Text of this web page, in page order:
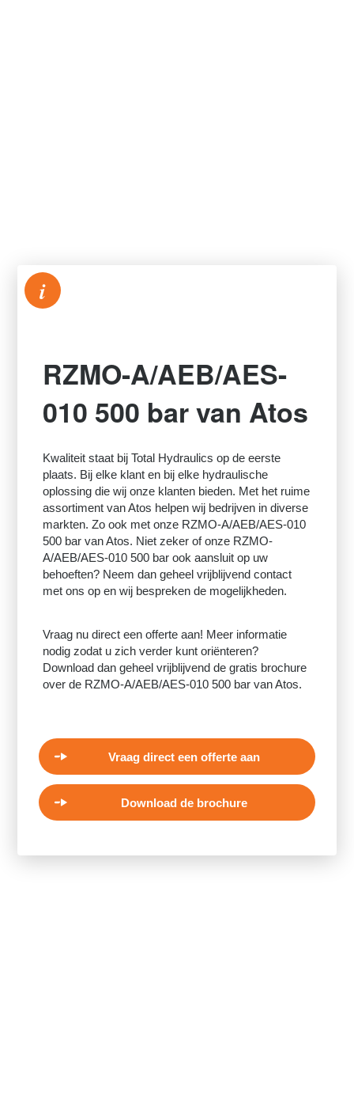
i
RZMO-A/AEB/AES-
010 500 bar van Atos
Kwaliteit staat bij Total Hydraulics op de eerste
plaats. Bij elke klant en bij elke hydraulische
oplossing die wij onze klanten bieden. Met het ruime
assortiment van Atos helpen wij bedrijven in diverse
markten. Zo ook met onze RZMO-A/AEB/AES-010
500 bar van Atos. Niet zeker of onze RZMO-
A/AEB/AES-010 500 bar ook aansluit op uw
behoeften? Neem dan geheel vrijblijvend contact
met ons op en wij bespreken de mogelijkheden.
Vraag nu direct een offerte aan! Meer informatie
nodig zodat u zich verder kunt oriënteren?
Download dan geheel vrijblijvend de gratis brochure
over de RZMO-A/AEB/AES-010 500 bar van Atos.
Vraag direct een offerte aan
Download de brochure